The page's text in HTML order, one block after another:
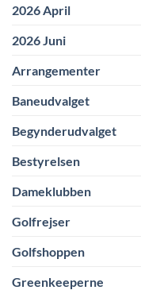
2026 April
2026 Juni
Arrangementer
Baneudvalget
Begynderudvalget
Bestyrelsen
Dameklubben
Golfrejser
Golfshoppen
Greenkeeperne